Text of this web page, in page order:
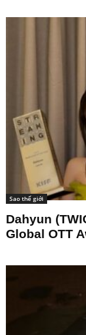
Sao thế giới
Dahyun
Global OTT